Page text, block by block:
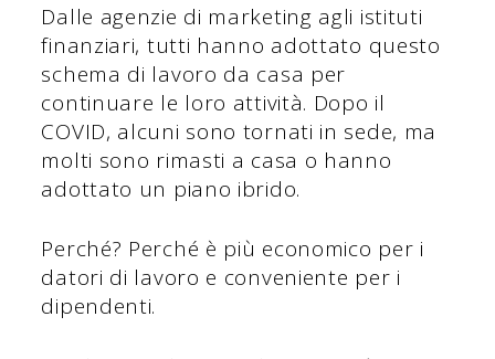
Dalle agenzie di marketing agli istituti
finanziari, tutti hanno adottato questo
schema di lavoro da casa per
continuare le loro attività. Dopo il
COVID, alcuni sono tornati in sede, ma
molti sono rimasti a casa o hanno
adottato un piano ibrido.
Perché? Perché è più economico per i
datori di lavoro e conveniente per i
dipendenti.